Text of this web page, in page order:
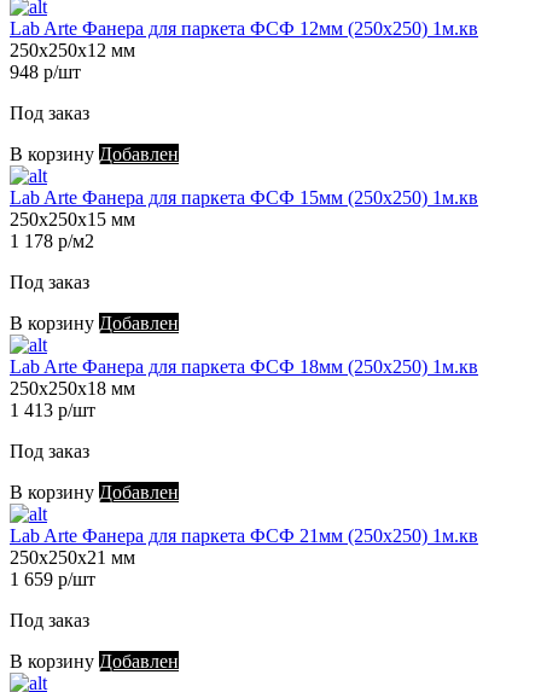
Lab Arte Фанера для паркета ФСФ 12мм (250х250) 1м.кв
250х250х12 мм
948 р/шт
Под заказ
В корзину Добавлен
Lab Arte Фанера для паркета ФСФ 15мм (250х250) 1м.кв
250х250х15 мм
1 178 р/м2
Под заказ
В корзину Добавлен
Lab Arte Фанера для паркета ФСФ 18мм (250х250) 1м.кв
250х250х18 мм
1 413 р/шт
Под заказ
В корзину Добавлен
Lab Arte Фанера для паркета ФСФ 21мм (250х250) 1м.кв
250х250х21 мм
1 659 р/шт
Под заказ
В корзину Добавлен